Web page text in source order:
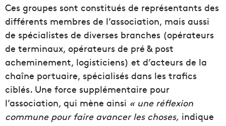
Ces groupes sont constitués de représentants des
différents membres de l’association, mais aussi
de spécialistes de diverses branches (opérateurs
de terminaux, opérateurs de pré & post
acheminement, logisticiens) et d’acteurs de la
chaîne portuaire, spécialisés dans les trafics
ciblés. Une force supplémentaire pour
l’association, qui mène ainsi « une réflexion
commune pour faire avancer les choses, indique